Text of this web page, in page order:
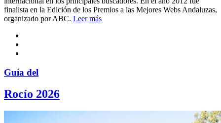
finalista en la Edición de los Premios a las Mejores Webs Andaluzas,
organizado por ABC. Leer más
Guía del
Rocío 2026